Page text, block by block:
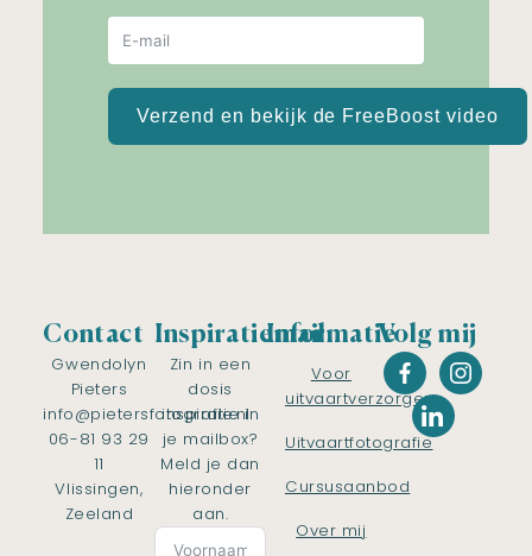
Verzend en bekijk de FreeBoost video
Contact
Gwendolyn
Pieters
info@pietersfotografie.nl
06-81 93 29
11
Vlissingen,
Zeeland
Inspiratiemail
Zin in een
dosis
inspiratie in
je mailbox?
Meld je dan
hieronder
aan.
Informatie
Voor
uitvaartverzorgers
Uitvaartfotografie
Cursusaanbod
Over mij
Volg mij